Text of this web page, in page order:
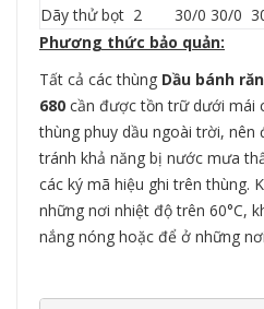
Dãy thử bọt 2 30/0 30/0
Phương thức bảo quản:
Tất cả các thùng Dầu bánh
680 cần được tồn trữ dưới mái
thùng phuy dầu ngoài trời, nên
tránh khả năng bị nước mưa
các ký mã hiệu ghi trên thùng.
những nơi nhiệt độ trên 60°C,
nắng nóng hoặc để ở những